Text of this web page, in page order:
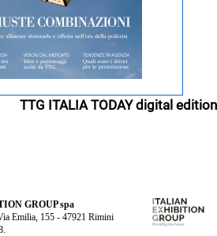
TTG ITALIA TODAY digital edition
GROUP spa
Emilia, 155 - 47921 Rimini